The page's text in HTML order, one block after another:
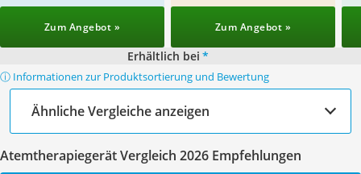
Zum Angebot » Zum Angebot »
Erhältlich bei *
ⓘ Informationen zur Produktsortierung und Bewertung
Ähnliche Vergleiche anzeigen
Atemtherapiegerät Vergleich 2026 Empfehlungen